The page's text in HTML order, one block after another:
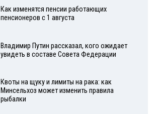
Как изменятся пенсии работающих
пенсионеров с 1 августа
Владимир Путин рассказал, кого ожидает
увидеть в составе Совета Федерации
Квоты на щуку и лимиты на рака: как
Минсельхоз может изменить правила
рыбалки